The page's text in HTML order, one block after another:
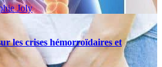
Joly
les crises hémorroïdaires et